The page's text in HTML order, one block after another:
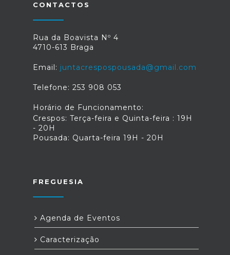
CONTACTOS
Rua da Boavista Nº 4
4710-613 Braga
Email: juntacrespospousada@gmail.com
Telefone: 253 908 053
Horário de Funcionamento:
Crespos: Terça-feira e Quinta-feira : 19H
- 20H
Pousada: Quarta-feira 19H - 20H
FREGUESIA
Agenda de Eventos
Caracterização